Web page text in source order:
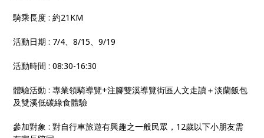
騎乘長度 : 約21KM
活動日期 : 7/4、8/15、9/19
活動時間 : 08:30-16:30
體驗活動 : 專業領騎導覽+注腳雙溪導覽街區人文走讀＋淡蘭飯包
及雙溪低碳綠食體驗
參加對象 : 對自行車旅遊有興趣之一般民眾，12歲以下小朋友需